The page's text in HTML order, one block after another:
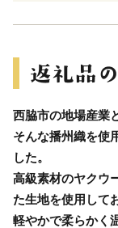
西脇市の地場産業
そんな播州織を使
した。
高級素材のヤクウ
た生地を使用して
軽やかで柔らかく